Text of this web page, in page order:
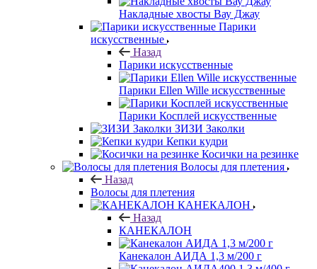
Накладные хвосты Вау Джау
Парики
искусственные
Назад
Парики искусственные
Парики Ellen Wille искусственные
Парики Косплей искусственные
ЗИЗИ Заколки
Кепки кудри
Косички на резинке
Волосы для плетения
Назад
Волосы для плетения
КАНЕКАЛОН
Назад
КАНЕКАЛОН
Канекалон АИДА 1,3 м/200 г